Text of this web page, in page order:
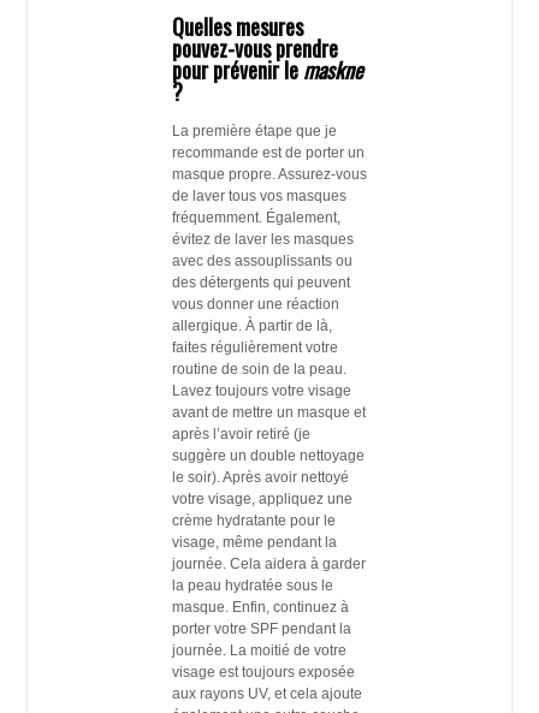
Quelles mesures
pouvez-vous prendre
pour prévenir lemaskne
?
La première étape que je
recommande est de porter un
masque propre. Assurez-vous
de laver tous vos masques
fréquemment. Également,
évitez de laver les masques
avec des assouplissants ou
des détergents qui peuvent
vous donner une réaction
allergique. À partir de là,
faites régulièrement votre
routine de soin de la peau.
Lavez toujours votre visage
avant de mettre un masque et
après l’avoir retiré (je
suggère un double nettoyage
le soir). Après avoir nettoyé
votre visage, appliquez une
crème hydratante pour le
visage, même pendant la
journée. Cela aidera à garder
la peau hydratée sous le
masque. Enfin, continuez à
porter votre SPF pendant la
journée. La moitié de votre
visage est toujours exposée
aux rayons UV, et cela ajoute